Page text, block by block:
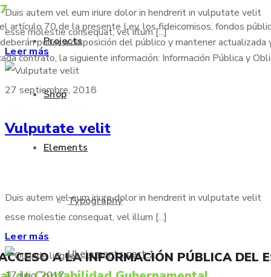
Projects
Shop
Elements
Typography
UI elements part 1
artículo 70 de la presente Ley, los fideicomisos, fondos
poner a disposición del público y mantener actualizada
contrato, la siguiente información: Información Pública y
A LA INFORMACIÓN PÚBLICA DEL
Duis autem vel eum iriure dolor in hendrerit in vulputate velit
esse molestie consequat, vel illum [...]
Leer más
27 septiembre, 2018
Vulputate velit
Duis autem vel eum iriure dolor in hendrerit in vulputate velit
esse molestie consequat, vel illum [...]
Leer más